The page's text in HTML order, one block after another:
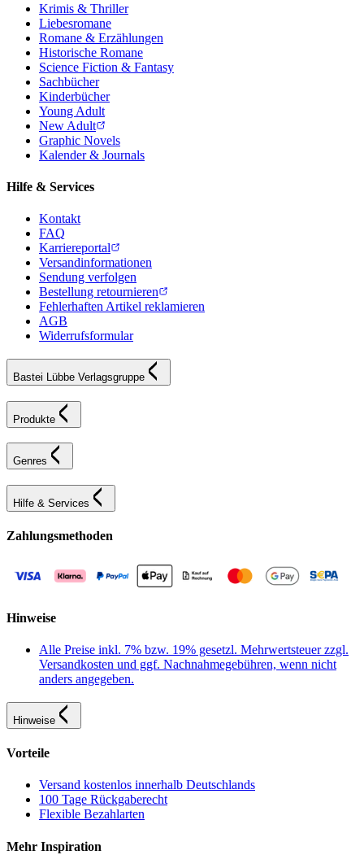
Krimis & Thriller
Liebesromane
Romane & Erzählungen
Historische Romane
Science Fiction & Fantasy
Sachbücher
Kinderbücher
Young Adult
New Adult
Graphic Novels
Kalender & Journals
Hilfe & Services
Kontakt
FAQ
Karriereportal
Versandinformationen
Sendung verfolgen
Bestellung retournieren
Fehlerhaften Artikel reklamieren
AGB
Widerrufsformular
Bastei Lübbe Verlagsgruppe
Produkte
Genres
Hilfe & Services
Zahlungsmethoden
Hinweise
Alle Preise inkl. 7% bzw. 19% gesetzl. Mehrwertsteuer zzgl.
Versandkosten und ggf. Nachnahmegebühren, wenn nicht
anders angegeben.
Hinweise
Vorteile
Versand kostenlos innerhalb Deutschlands
100 Tage Rückgaberecht
Flexible Bezahlarten
Mehr Inspiration